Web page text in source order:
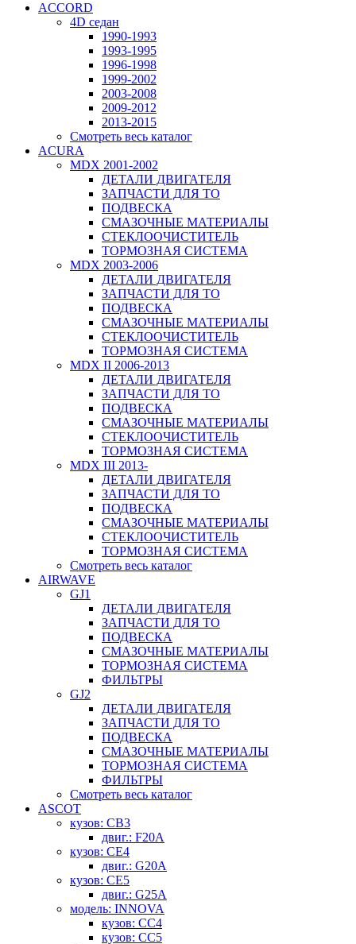
ACCORD
4D седан
1990-1993
1993-1995
1996-1998
1999-2002
2003-2008
2009-2012
2013-2015
Смотреть весь каталог
ACURA
MDX 2001-2002
ДЕТАЛИ ДВИГАТЕЛЯ
ЗАПЧАСТИ ДЛЯ ТО
ПОДВЕСКА
СМАЗОЧНЫЕ МАТЕРИАЛЫ
СТЕКЛООЧИСТИТЕЛЬ
ТОРМОЗНАЯ СИСТЕМА
MDX 2003-2006
ДЕТАЛИ ДВИГАТЕЛЯ
ЗАПЧАСТИ ДЛЯ ТО
ПОДВЕСКА
СМАЗОЧНЫЕ МАТЕРИАЛЫ
СТЕКЛООЧИСТИТЕЛЬ
ТОРМОЗНАЯ СИСТЕМА
MDX II 2006-2013
ДЕТАЛИ ДВИГАТЕЛЯ
ЗАПЧАСТИ ДЛЯ ТО
ПОДВЕСКА
СМАЗОЧНЫЕ МАТЕРИАЛЫ
СТЕКЛООЧИСТИТЕЛЬ
ТОРМОЗНАЯ СИСТЕМА
MDX III 2013-
ДЕТАЛИ ДВИГАТЕЛЯ
ЗАПЧАСТИ ДЛЯ ТО
ПОДВЕСКА
СМАЗОЧНЫЕ МАТЕРИАЛЫ
СТЕКЛООЧИСТИТЕЛЬ
ТОРМОЗНАЯ СИСТЕМА
Смотреть весь каталог
AIRWAVE
GJ1
ДЕТАЛИ ДВИГАТЕЛЯ
ЗАПЧАСТИ ДЛЯ ТО
ПОДВЕСКА
СМАЗОЧНЫЕ МАТЕРИАЛЫ
ТОРМОЗНАЯ СИСТЕМА
ФИЛЬТРЫ
GJ2
ДЕТАЛИ ДВИГАТЕЛЯ
ЗАПЧАСТИ ДЛЯ ТО
ПОДВЕСКА
СМАЗОЧНЫЕ МАТЕРИАЛЫ
ТОРМОЗНАЯ СИСТЕМА
ФИЛЬТРЫ
Смотреть весь каталог
ASCOT
кузов: CB3
двиг.: F20A
кузов: CE4
двиг.: G20A
кузов: CE5
двиг.: G25A
модель: INNOVA
кузов: CC4
кузов: CC5